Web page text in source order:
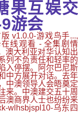
果互娱交
游会
v1.0.0-游戏鸟手...,
线观看 - 全集剧情
大利亚对华认知出
列不负责任和轻率的
入停摆。阿尔巴尼斯
中方展开对话。去年
中澳领导人会晤奠定
来。中澳建交五十周
澳商界人士也纷纷来
wlhsbjspl10-乌东四